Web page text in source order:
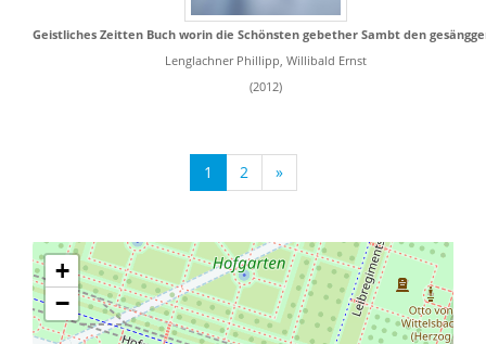
Geistliches Zeitten Buch worin die Schönsten gebether Sambt den
Lenglachner Phillipp, Willibald Ernst
(2012)
1 2 »
+
−